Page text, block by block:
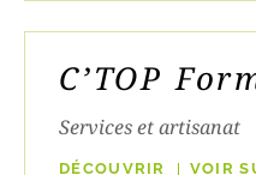
C’TOP
Services et artisanat
DÉCOUVRIR VOIR